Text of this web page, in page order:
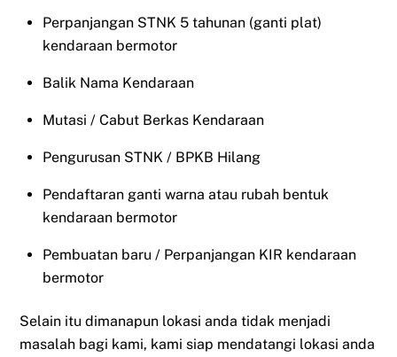
Perpanjangan STNK 5 tahunan (ganti plat)
kendaraan bermotor
Balik Nama Kendaraan
Mutasi / Cabut Berkas Kendaraan
Pengurusan STNK / BPKB Hilang
Pendaftaran ganti warna atau rubah bentuk
kendaraan bermotor
Pembuatan baru / Perpanjangan KIR kendaraan
bermotor
Selain itu dimanapun lokasi anda tidak menjadi
masalah bagi kami, kami siap mendatangi lokasi anda